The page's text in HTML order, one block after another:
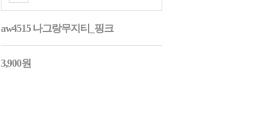
aw4515 나그랑무지티_핑크
3,900원